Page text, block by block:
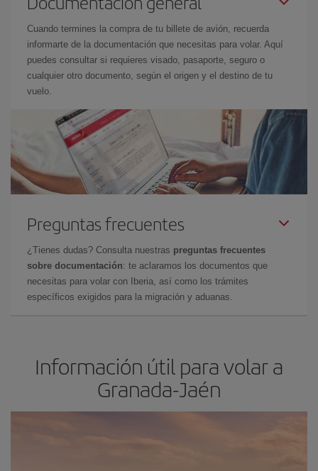
Cuando termines la compra de tu billete de avión, recuerda
informarte de la documentación que necesitas para volar. Aquí
puedes consultar si requieres visado, pasaporte, seguro o
cualquier otro documento, según el origen y el destino de tu
vuelo.
Preguntas frecuentes
¿Tienes dudas? Consulta nuestras preguntas frecuentes
sobre documentación: te aclaramos los documentos que
necesitas para volar con Iberia, así como los trámites
específicos exigidos para la migración y aduanas.
Información útil para volar a
Granada-Jaén